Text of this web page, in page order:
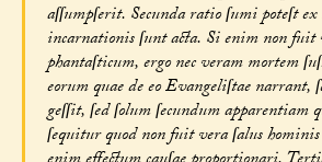
aſſumpſerit. Secunda ratio ſumi poteſt
incarnationis ſunt acta. Si enim non fuit
phantaſticum, ergo nec veram mortem
eorum quae de eo Evangeliſtae narrant,
geſſit, ſed ſolum ſecundum
ſequitur quod non fuit vera ſalus hominis